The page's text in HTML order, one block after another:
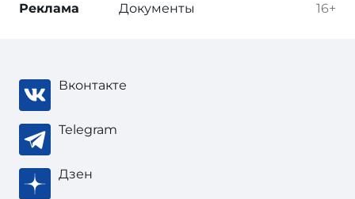
16+
Реклама Документы
Вконтакте
Telegram
Дзен